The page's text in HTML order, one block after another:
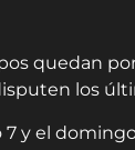
quedan
los
7 y el